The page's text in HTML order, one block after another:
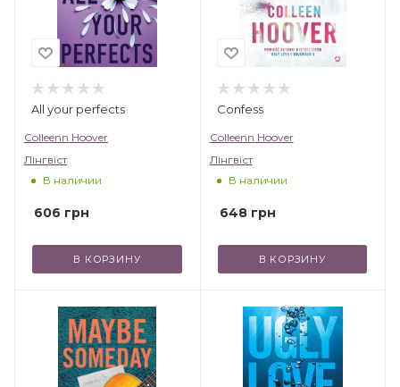
All your perfects
Colleenn Hoover
Лінгвіст
В наличии
606 грн
В КОРЗИНУ
Confess
Colleenn Hoover
Лінгвіст
В наличии
648грн
В КОРЗИНУ